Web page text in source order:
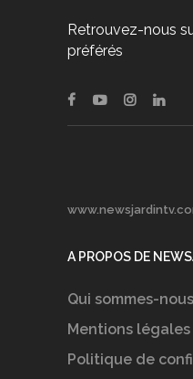
Retrouvez-nous
préférés
A PROPOS DE
Qui sommes-
Mentions légales
Politique de